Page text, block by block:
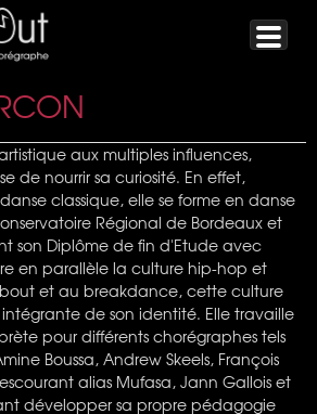
aux multiples influences,
de nourrir sa curiosité. En effet,
classique, elle se forme en danse
Régional de Bordeaux et
son Diplôme de fin d'Etude avec
en parallèle la culture hip-hop et
et au breakdance, cette culture
de son identité. Elle travaille
pour différents chorégraphes tels
Boussa, Andrew Skeels, François
alias Mufasa, Jann Gallois et
développer sa propre pédagogie